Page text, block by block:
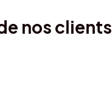
nos clients